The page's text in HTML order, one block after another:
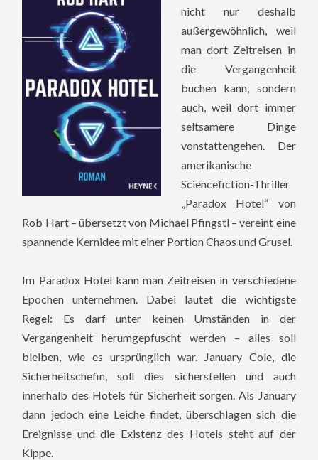
nicht nur deshalb
außergewöhnlich, weil
man dort Zeitreisen in
die Vergangenheit
buchen kann, sondern
auch, weil dort immer
seltsamere Dinge
vonstattengehen. Der
amerikanische
Sciencefiction-Thriller
„Paradox Hotel“ von
Rob Hart – übersetzt von Michael Pfingstl – vereint eine
spannende Kernidee mit einer Portion Chaos und Grusel.
Im Paradox Hotel kann man Zeitreisen in verschiedene
Epochen unternehmen. Dabei lautet die wichtigste
Regel: Es darf unter keinen Umständen in der
Vergangenheit herumgepfuscht werden – alles soll
bleiben, wie es ursprünglich war. January Cole, die
Sicherheitschefin, soll dies sicherstellen und auch
innerhalb des Hotels für Sicherheit sorgen. Als January
dann jedoch eine Leiche findet, überschlagen sich die
Ereignisse und die Existenz des Hotels steht auf der
Kippe.